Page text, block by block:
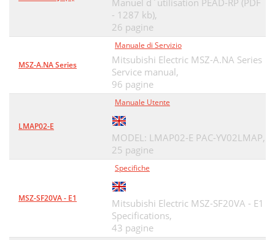
Manuel d`utilisation PEAD-RP (PDF
- 1287 kb),
26 pagine
MSZ-A.NA Series
Manuale di Servizio
Mitsubishi Electric MSZ-A.NA Series
Service manual,
96 pagine
LMAP02-E
Manuale Utente
MODEL: LMAP02-E PAC-YV02LMAP,
25 pagine
MSZ-SF20VA - E1
Specifiche
Mitsubishi Electric MSZ-SF20VA - E1
Specifications,
43 pagine